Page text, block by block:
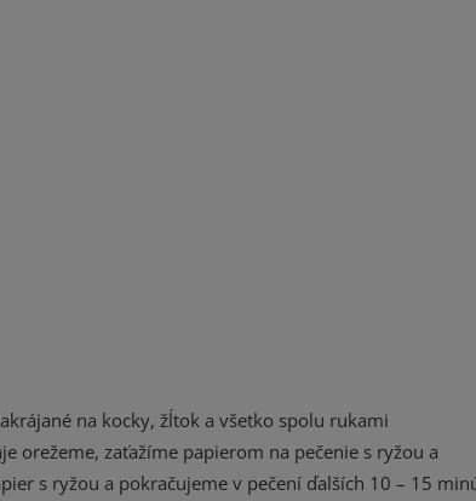
na kocky, žĺtok a všetko spolu rukami
orežeme, zaťažíme papierom na pečenie s ryžou a
s ryžou a pokračujeme v pečení ďalších 10 – 15